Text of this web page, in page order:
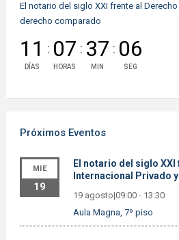
El notario del siglo XXI frente al
derecho comparado
11
DÍAS
: 07
HORAS
: 37
MIN
: 06
SEG
Próximos Eventos
MIE
19
El notario del siglo
Internacional Privado
19 agosto|09:00- 13:30
Aula Magna, 7º piso